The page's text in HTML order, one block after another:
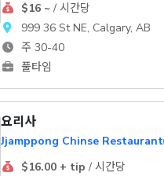
$16 ~/ 시간당
999 36 St NE, Calgary, AB
주 30-40
풀타임
요리사
Jjamppong Chinse Restaurant
$16.00 + tip / 시간당